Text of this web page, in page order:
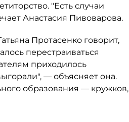
"Есть случаи
Анастасия Пивоварова.
Протасенко говорит,
перестраиваться
приходилось
— объясняет она.
образования — кружков,